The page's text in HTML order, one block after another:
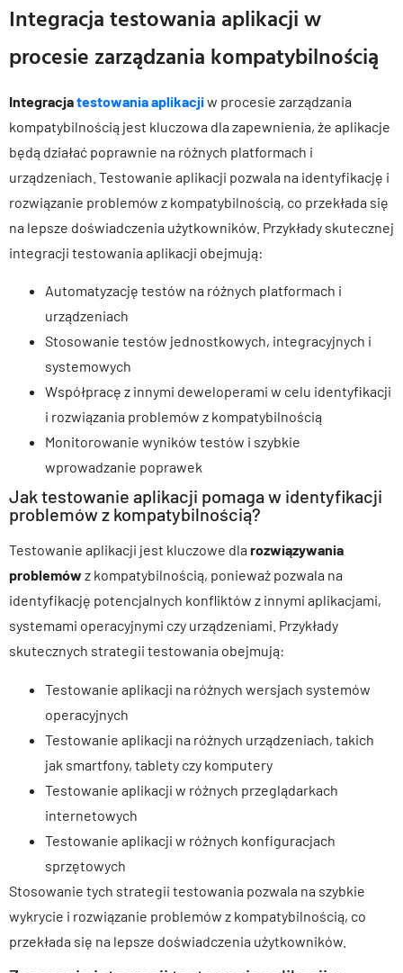
Integracja testowania aplikacji w
procesie zarządzania kompatybilnością
Integracjatestowania aplikacjiw procesie zarządzania
kompatybilnością jest kluczowa dla zapewnienia, że aplikacje
będą działać poprawnie na różnych platformach i
urządzeniach. Testowanie aplikacji pozwala na identyfikację i
rozwiązanie problemów z kompatybilnością, co przekłada się
na lepsze doświadczenia użytkowników. Przykłady skutecznej
integracji testowania aplikacji obejmują:
Automatyzację testów na różnych platformach i
urządzeniach
Stosowanie testów jednostkowych, integracyjnych i
systemowych
Współpracę z innymi deweloperami w celu identyfikacji
i rozwiązania problemów z kompatybilnością
Monitorowanie wyników testów i szybkie
wprowadzanie poprawek
Jak testowanie aplikacji pomaga w identyfikacji
problemów z kompatybilnością?
Testowanie aplikacji jest kluczowe dla rozwiązywania
problemów z kompatybilnością, ponieważ pozwala na
identyfikację potencjalnych konfliktów z innymi aplikacjami,
systemami operacyjnymi czy urządzeniami. Przykłady
skutecznych strategii testowania obejmują:
Testowanie aplikacji na różnych wersjach systemów
operacyjnych
Testowanie aplikacji na różnych urządzeniach, takich
jak smartfony, tablety czy komputery
Testowanie aplikacji w różnych przeglądarkach
internetowych
Testowanie aplikacji w różnych konfiguracjach
sprzętowych
Stosowanie tych strategii testowania pozwala na szybkie
wykrycie i rozwiązanie problemów z kompatybilnością, co
przekłada się na lepsze doświadczenia użytkowników.